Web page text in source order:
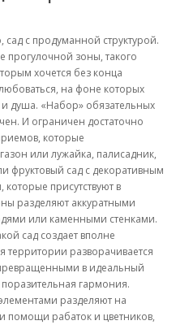
с продуманной структурой.
прогулочной зоны, такого
хочется без конца
на фоне которых
и душа. «Набор» обязательных
И ограничен достаточно
которые
или лужайка, палисадник,
фруктовый сад с декоративным
присутствуют в
разделяют аккуратными
или каменными стенками.
сад создает вполне
разворачивается
в идеальный
гармония.
разделяют на
помощи рабаток и цветников,